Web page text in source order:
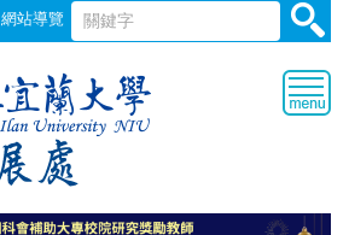
網站導覽